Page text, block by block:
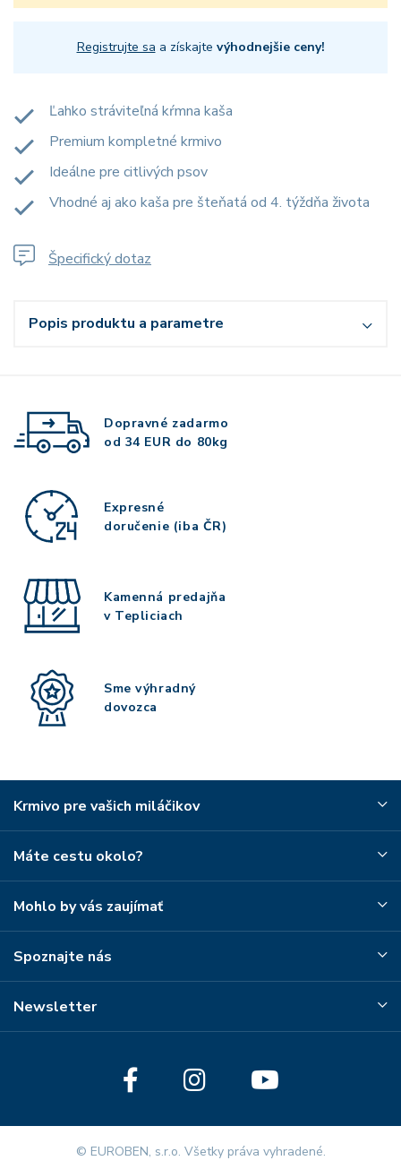
Registrujte sa a získajte výhodnejšie ceny!
Ľahko stráviteľná kŕmna kaša
Premium kompletné krmivo
Ideálne pre citlivých psov
Vhodné aj ako kaša pre šteňatá od 4. týždňa života
Špecifický dotaz
Popis produktu a parametre
Dopravné zadarmo
od 34 EUR do 80kg
Expresné
doručenie (iba ČR)
Kamenná predajňa
v Tepliciach
Sme výhradný
dovozca
Krmivo pre vašich miláčikov
Máte cestu okolo?
Mohlo by vás zaujímať
Spoznajte nás
Newsletter
© EUROBEN, s.r.o. Všetky práva vyhradené.